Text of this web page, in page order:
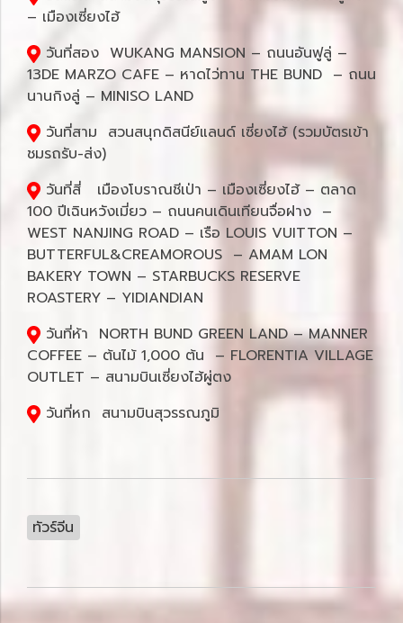
– เมืองเซี่ยงไฮ้
วันที่สอง WUKANG MANSION – ถนนอันฟูลู่ –
13DE MARZO CAFE – หาดไว่ทาน THE BUND – ถนน
นานกิงลู่ – MINISO LAND
วันที่สาม สวนสนุกดิสนีย์แลนด์ เซี่ยงไฮ้ (รวมบัตรเข้า
ชมรถรับ-ส่ง)
วันที่สี่ เมืองโบราณชีเป่า – เมืองเซี่ยงไฮ้ – ตลาด
100 ปีเฉินหวังเมี่ยว – ถนนคนเดินเทียนจื่อฝาง –
WEST NANJING ROAD – เรือ LOUIS VUITTON –
BUTTERFUL&CREAMOROUS – AMAM LON
BAKERY TOWN – STARBUCKS RESERVE
ROASTERY – YIDIANDIAN
วันที่ห้า NORTH BUND GREEN LAND – MANNER
COFFEE – ต้นไม้ 1,000 ต้น – FLORENTIA VILLAGE
OUTLET – สนามบินเซี่ยงไฮ้ผู่ตง
วันที่หก สนามบินสุวรรณภูมิ
ทัวร์จีน